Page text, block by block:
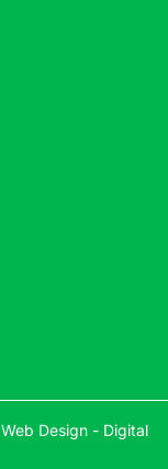
Web Design - Digital